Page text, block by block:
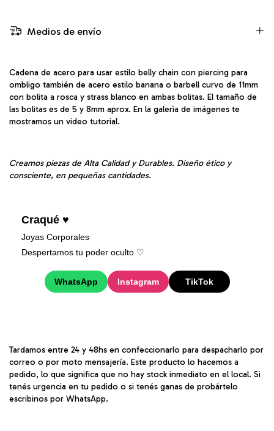
Medios de envío
Cadena de acero para usar estilo belly chain con piercing para
ombligo también de acero estilo banana o barbell curvo de 11mm
con bolita a rosca y strass blanco en ambas bolitas. El tamaño de
las bolitas es de 5 y 8mm aprox. En la galerìa de imágenes te
mostramos un video tutorial.
Creamos piezas de Alta Calidad y Durables. Diseño ético y
consciente, en pequeñas cantidades.
Craqué ♥
Joyas Corporales
Despertamos tu poder oculto ♡︎
WhatsApp Instagram TikTok
Tardamos entre 24 y 48hs en confeccionarlo para despacharlo por
correo o por moto mensajería. Este producto lo hacemos a
pedido, lo que significa que no hay stock inmediato en el local. Si
tenés urgencia en tu pedido o si tenés ganas de probártelo
escribinos por WhatsApp.